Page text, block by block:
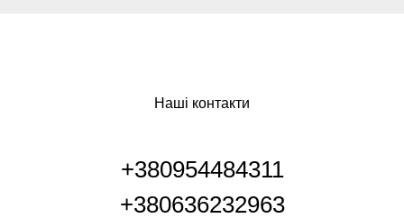
Наші контакти
+380954484311
+380636232963